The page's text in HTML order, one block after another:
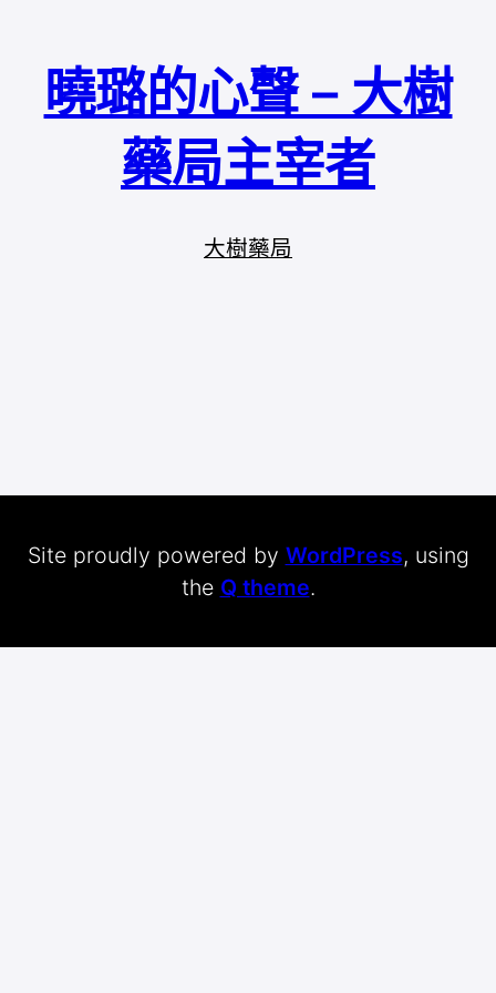
曉璐的心聲 – 大樹
藥局主宰者
大樹藥局
Site proudly powered by WordPress, using
the Q theme.